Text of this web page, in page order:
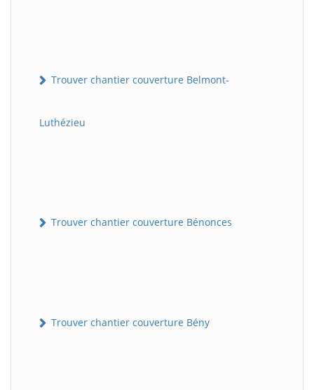
Trouver chantier couverture Belmont-
Luthézieu
Trouver chantier couverture Bénonces
Trouver chantier couverture Bény